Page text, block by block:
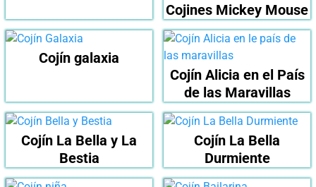
Cojines Mickey Mouse
Cojín galaxia
Cojín Alicia en el País
de las Maravillas
Cojín La Bella y La
Bestia
Cojín La Bella
Durmiente